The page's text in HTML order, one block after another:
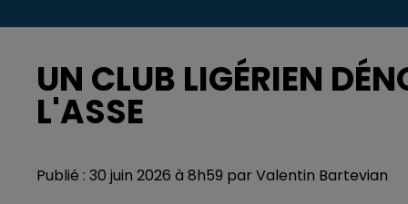
UN CLUB LIGÉRIEN
L'ASSE
Publié : 30 juin 2026 à 8h59 par Valentin Bartevian